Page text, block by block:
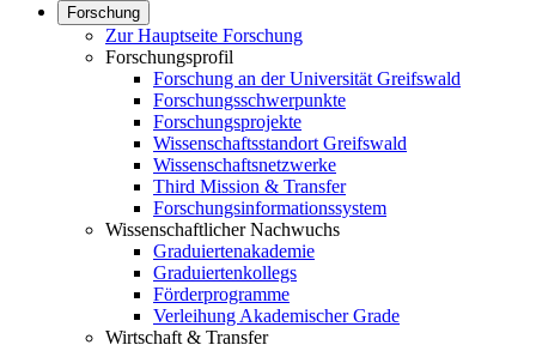
Forschung
Zur Hauptseite Forschung
Forschungsprofil
Forschung an der Universität Greifswald
Forschungsschwerpunkte
Forschungsprojekte
Wissenschaftsstandort Greifswald
Wissenschaftsnetzwerke
Third Mission & Transfer
Forschungsinformationssystem
Wissenschaftlicher Nachwuchs
Graduiertenakademie
Graduiertenkollegs
Förderprogramme
Verleihung Akademischer Grade
Wirtschaft & Transfer